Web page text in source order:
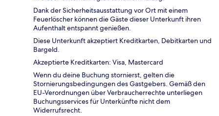
Dank der Sicherheitsausstattung vor Ort mit einem
Feuerlöscher können die Gäste dieser Unterkunft ihren
Aufenthalt entspannt genießen.
Diese Unterkunft akzeptiert Kreditkarten, Debitkarten und
Bargeld.
Akzeptierte Kreditkarten: Visa, Mastercard
Wenn du deine Buchung stornierst, gelten die
Stornierungsbedingungen des Gastgebers. Gemäß den
EU-Verordnungen über Verbraucherrechte unterliegen
Buchungsservices für Unterkünfte nicht dem
Widerrufsrecht.